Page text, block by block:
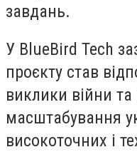
завдань.
У BlueBird Tech
проєкту став
виклики війни та
масштабування
високоточних і